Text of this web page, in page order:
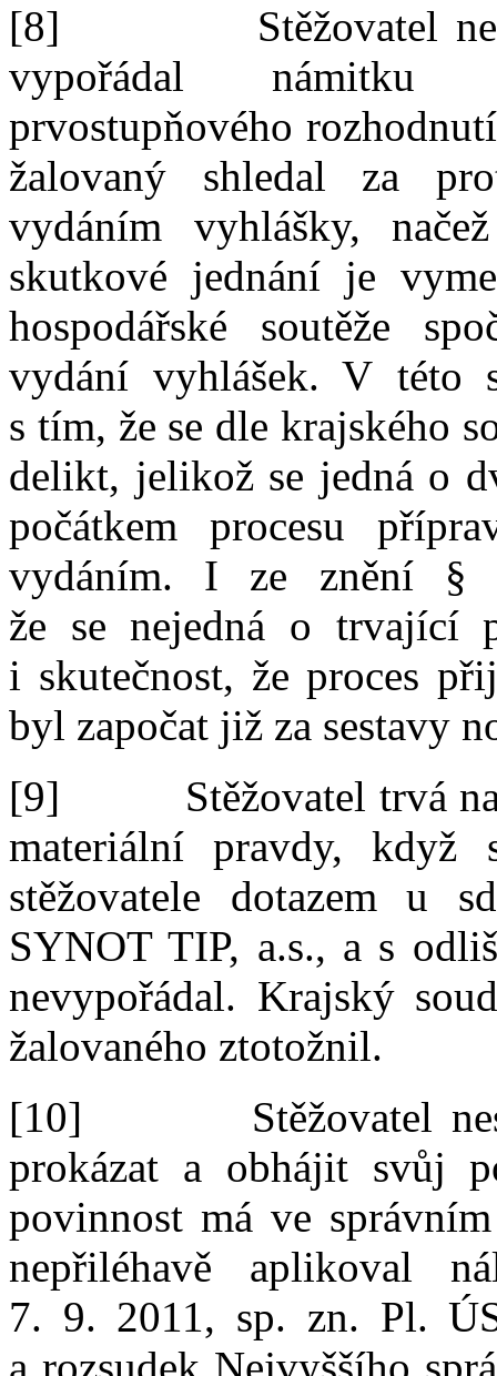
[8]
Stěžovatel
vypořádal námitku
prvostupňového
žalovaný shledal za
vydáním vyhlášky,
skutkové jednání je
hospodářské soutěže
vydání vyhlášek. V této
s tím, že se dle krajského
delikt, jelikož se jedná o
počátkem procesu
vydáním. I
ze znění §
že se nejedná o trvající
i skutečnost, že proces
byl započat již za sestavy
[9]
Stěžovatel trvá
materiální pravdy, když
stěžovatele dotazem u
SYNOT TIP, a.s., a s
nevypořádal. Krajský
žalovaného ztotožnil.
[10]
Stěžovatel
prokázat a obhájit svůj
povinnost má ve
nepřiléhavě aplikoval
7. 9. 2011, sp. zn. Pl.